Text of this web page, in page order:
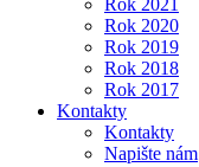
Rok 2021
Rok 2020
Rok 2019
Rok 2018
Rok 2017
Kontakty
Kontakty
Napište nám